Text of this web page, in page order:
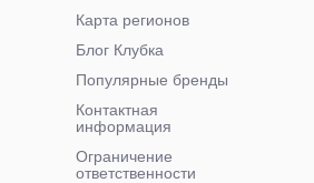
Карта регионов
Блог Клубка
Популярные бренды
Контактная
информация
Ограничение
ответственности